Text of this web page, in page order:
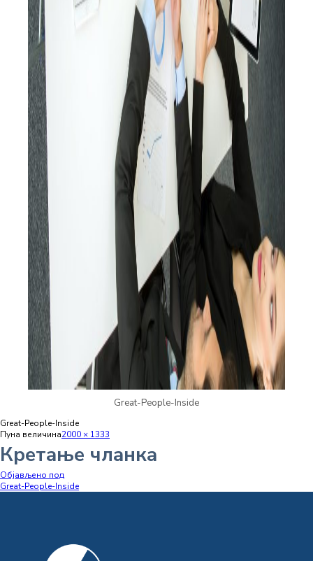
Great-People-Inside
Great-People-Inside
Пуна величина2000 × 1333
Кретање чланка
Објављено под
Great-People-Inside